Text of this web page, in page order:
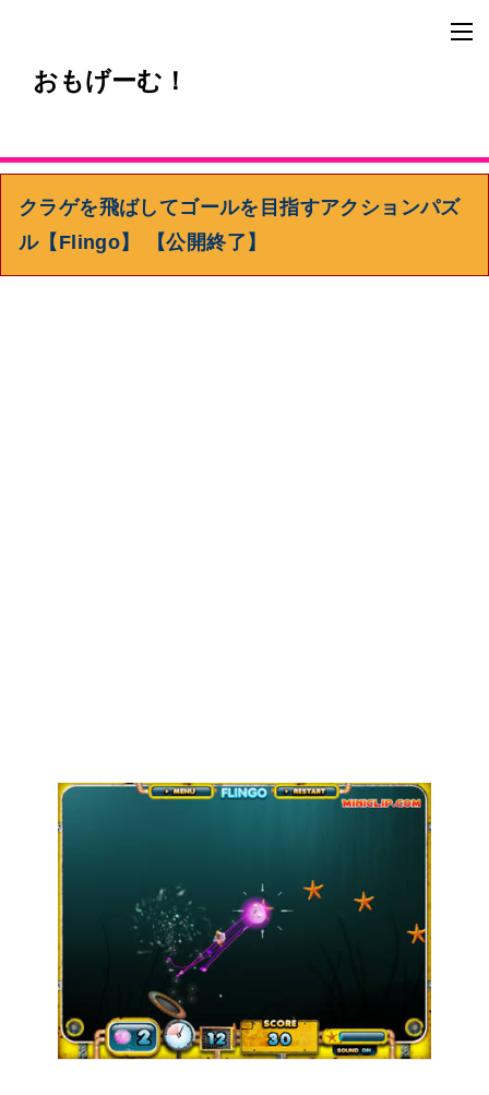
おもげーむ！
クラゲを飛ばしてゴールを目指すアクションパズ
ル【Flingo】 【公開終了】